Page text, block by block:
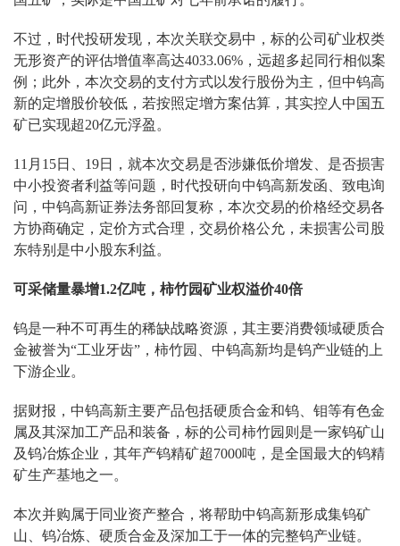
不过，时代投研发现，本次关联交易中，标的公司矿业权类
无形资产的评估增值率高达4033.06%，远超多起同行相似案
例；此外，本次交易的支付方式以发行股份为主，但中钨高
新的定增股价较低，若按照定增方案估算，其实控人中国五
矿已实现超20亿元浮盈。
11月15日、19日，就本次交易是否涉嫌低价增发、是否损害
中小投资者利益等问题，时代投研向中钨高新发函、致电询
问，中钨高新证券法务部回复称，本次交易的价格经交易各
方协商确定，定价方式合理，交易价格公允，未损害公司股
东特别是中小股东利益。
可采储量暴增1.2亿吨，柿竹园矿业权溢价40倍
钨是一种不可再生的稀缺战略资源，其主要消费领域硬质合
金被誉为“工业牙齿”，柿竹园、中钨高新均是钨产业链的上
下游企业。
据财报，中钨高新主要产品包括硬质合金和钨、钼等有色金
属及其深加工产品和装备，标的公司柿竹园则是一家钨矿山
及钨冶炼企业，其年产钨精矿超7000吨，是全国最大的钨精
矿生产基地之一。
本次并购属于同业资产整合，将帮助中钨高新形成集钨矿
山、钨冶炼、硬质合金及深加工于一体的完整钨产业链。